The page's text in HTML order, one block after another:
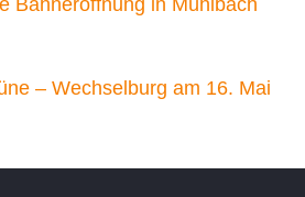
– Wechselburg am 16. Mai